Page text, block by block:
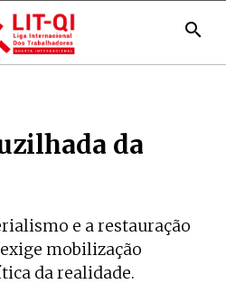
search
da
e a restauração
mobilização
da realidade.